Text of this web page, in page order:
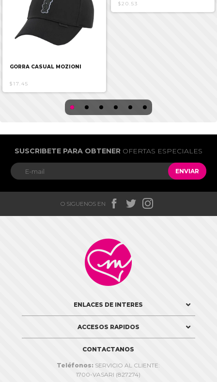
GORRA CASUAL MOZIONI
$17.45
$20.53
SUSCRIBETE PARA OBTENER OFERTAS ESPECIALES
ENVIAR
O SIGUENOS EN   

ENLACES DE INTERES
ACCESOS RAPIDOS
CONTACTANOS
Teléfonos: SERVICIO AL CLIENTE:
1700-VASARI (827274)